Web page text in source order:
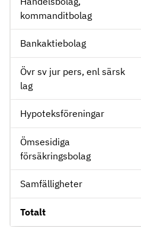
kommanditbolag
Bankaktiebolag
Övr sv jur pers, enl särsk
lag
Hypoteksföreningar
Ömsesidiga
försäkringsbolag
Samfälligheter
Totalt